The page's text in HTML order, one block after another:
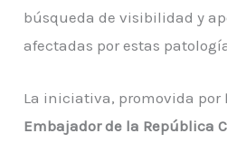
búsqueda de visibilidad y
afectadas por estas
La iniciativa, promovida por
Embajador de la República